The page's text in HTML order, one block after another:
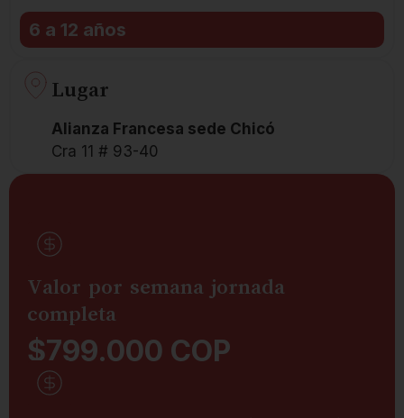
6 a 12 años
Lugar
Alianza Francesa sede Chicó
Cra 11 # 93-40
Valor por semana jornada
completa
$799.000 COP